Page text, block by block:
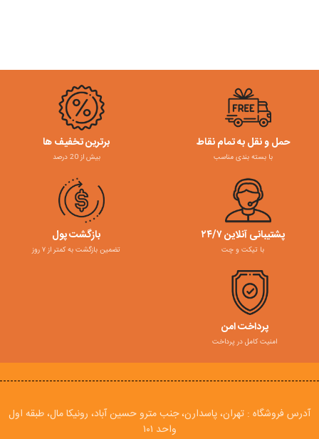
حمل و نقل به تمام نقاط
با بسته بندی مناسب
برترین تخفیف ها
بیش از 20 درصد
پشتیبانی آنلاین ۲۴/۷
با تیکت و چت
بازگشت پول
تضمین بازگشت به کمتر از ۷ روز
پرداخت امن
امنیت کامل در پرداخت
آدرس فروشگاه : تهران، پاسدارن، جنب مترو حسین آباد، رونیکا مال، طبقه اول
واحد ۱۰۱